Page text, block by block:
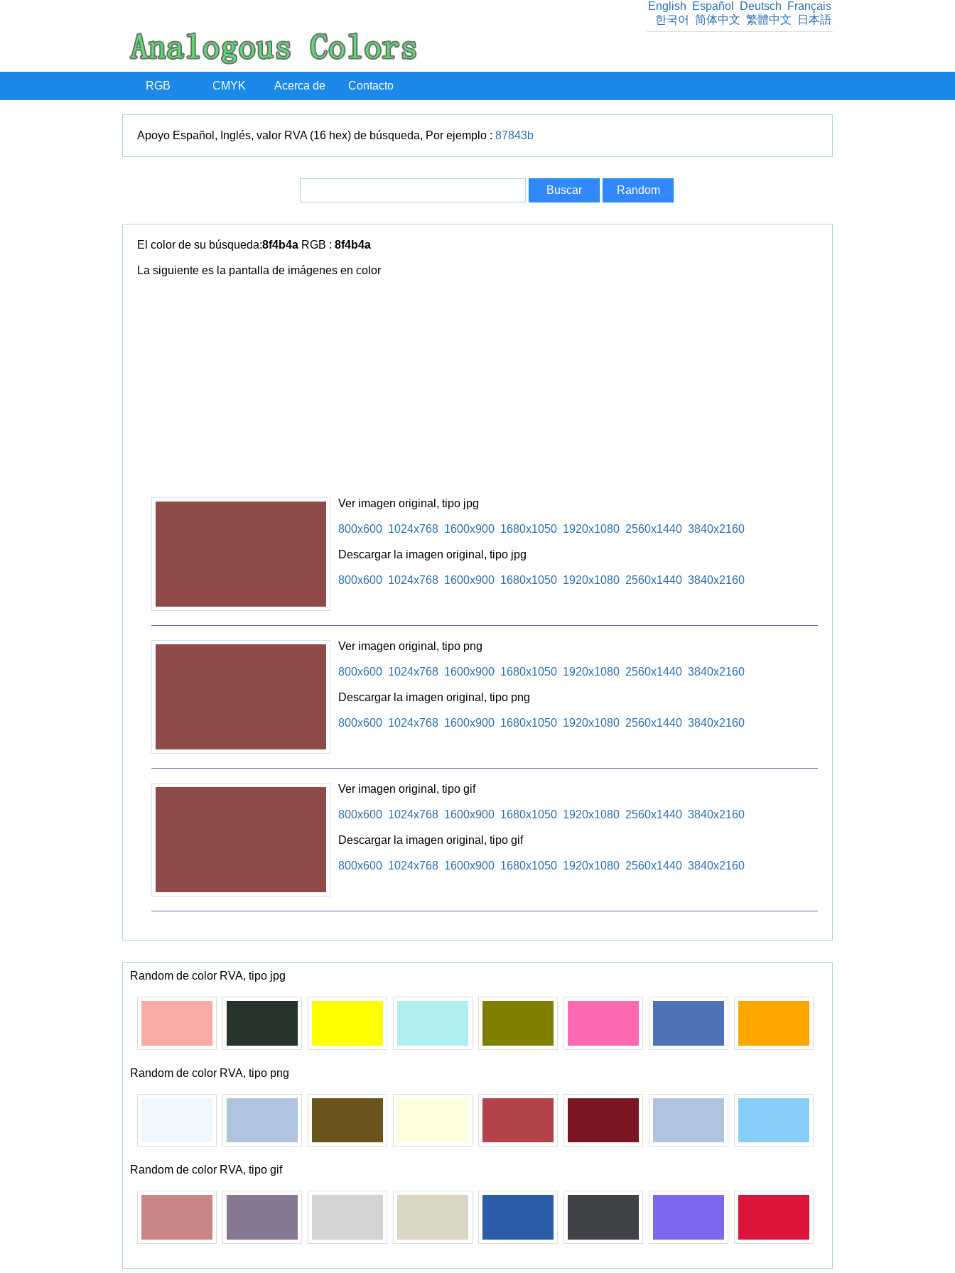
English Español Deutsch
Français
한국어
简体中文 繁體中文 日本語
RGB CMYK Acerca de Contacto
Apoyo Español, Inglés, valor RVA (16 hex) de búsqueda, Por ejemplo : 87843b
El color de su búsqueda:8f4b4a RGB : 8f4b4a
La siguiente es la pantalla de imágenes en color
Ver imagen original, tipo jpg
800x600 1024x768 1600x900 1680x1050 1920x1080 2560x1440 3840x2160
Descargar la imagen original, tipo jpg
800x600 1024x768 1600x900 1680x1050 1920x1080 2560x1440 3840x2160
Ver imagen original, tipo png
800x600 1024x768 1600x900 1680x1050 1920x1080 2560x1440 3840x2160
Descargar la imagen original, tipo png
800x600 1024x768 1600x900 1680x1050 1920x1080 2560x1440 3840x2160
Ver imagen original, tipo gif
800x600 1024x768 1600x900 1680x1050 1920x1080 2560x1440 3840x2160
Descargar la imagen original, tipo gif
800x600 1024x768 1600x900 1680x1050 1920x1080 2560x1440 3840x2160
Random de color RVA, tipo jpg
Random de color RVA, tipo png
Random de color RVA, tipo gif